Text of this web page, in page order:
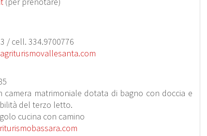
/ cell. 334.9700776
matrimoniale dotata di bagno con doccia e
del terzo letto.
cucina con camino